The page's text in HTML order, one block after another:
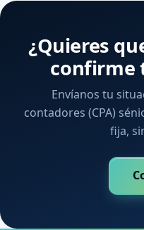
¿Quieres
confirme
Envíanos tu
contadores (CPA)
fija,